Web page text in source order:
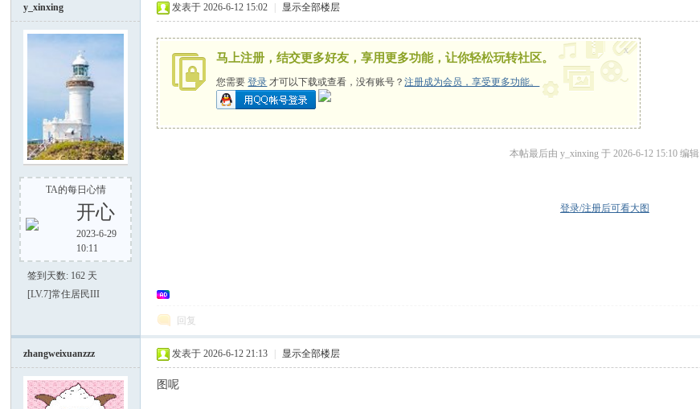
y_xinxing
TA的每日心情
开心
2023-6-29
10:11
签到天数: 162 天
[LV.7]常住居民III
发表于 2026-6-12 15:02 显示全部楼层
马上注册，结交更多好友，享用更多功能，让你轻松玩转社区。
您需要登录 才可以下载或查看，没有账号？注册成为会员，享受更多功能。
x
本帖最后由 y_xinxing 于 2026-6-12 15:10 编辑
登录/注册后可看大图
回复
zhangweixuanzzz 发表于 2026-6-12 21:13 显示全部楼层
图呢